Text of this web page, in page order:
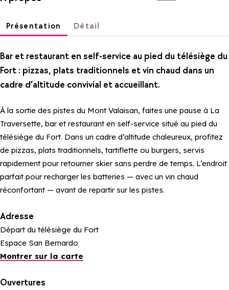
Présentation Détail
Bar et restaurant en self-service au pied du télésiège du
Fort : pizzas, plats traditionnels et vin chaud dans un
cadre d’altitude convivial et accueillant.
À la sortie des pistes du Mont Valaisan, faites une pause à La
Traversette, bar et restaurant en self-service situé au pied du
télésiège du Fort. Dans un cadre d’altitude chaleureux, profitez
de pizzas, plats traditionnels, tartiflette ou burgers, servis
rapidement pour retourner skier sans perdre de temps. L’endroit
parfait pour recharger les batteries — avec un vin chaud
réconfortant — avant de repartir sur les pistes.
Adresse
Départ du télésiège du Fort
Espace San Bernardo
Montrer sur la carte
Ouvertures